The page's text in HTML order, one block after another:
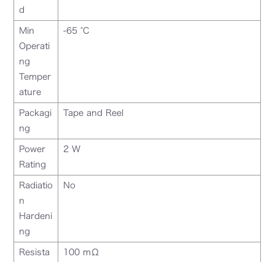
d
Min
Operati
ng
Temper
ature
-65 °C
Packagi
ng
Tape and Reel
Power
Rating
2 W
Radiatio
n
Hardeni
ng
No
Resista
100 mΩ